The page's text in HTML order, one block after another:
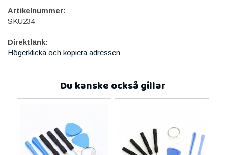
Artikelnummer:
SKU234
Direktlänk:
Högerklicka och kopiera adressen
Du kanske också gillar